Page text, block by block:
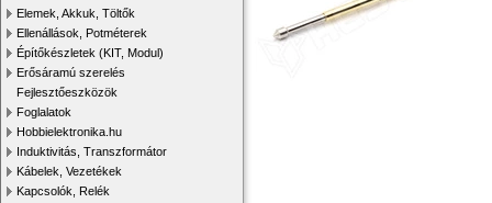
Elemek, Akkuk, Töltők
Ellenállások, Potméterek
Építőkészletek (KIT, Modul)
Erősáramú szerelés
Fejlesztőeszközök
Foglalatok
Hobbielektronika.hu
Induktivitás, Transzformátor
Kábelek, Vezetékek
Kapcsolók, Relék